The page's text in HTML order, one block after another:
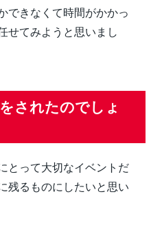
できなくて時間がかかっ
せてみようと思いまし
されたのでしょ
とって大切なイベントだ
残るものにしたいと思い